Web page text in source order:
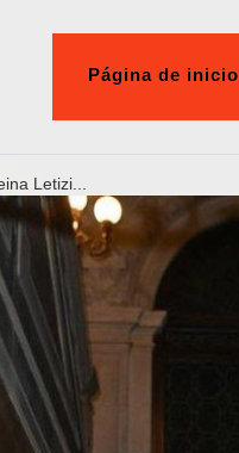
Página de inicio
Letizi...